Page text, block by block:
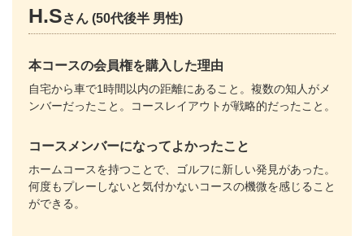
H.Sさん (50代後半 男性)
本コースの会員権を購入した理由
自宅から車で1時間以内の距離にあること。複数の知人がメ
ンバーだったこと。コースレイアウトが戦略的だったこと。
コースメンバーになってよかったこと
ホームコースを持つことで、ゴルフに新しい発見があった。
何度もプレーしないと気付かないコースの機微を感じること
ができる。